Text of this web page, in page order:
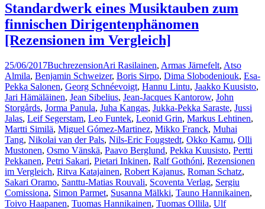
Standardwerk eines Musiktauben zum
finnischen Dirigentenphänomen
[Rezensionen im Vergleich]
25/06/2017BuchrezensionAri Rasilainen, Armas Järnefelt, Atso
Almila, Benjamin Schweizer, Boris Sirpo, Dima Slobodeniouk, Esa-
Pekka Salonen, Georg Schnéevoigt, Hannu Lintu, Jaakko Kuusisto,
Jari Hämäläinen, Jean Sibelius, Jean-Jacques Kantorow, John
Storgårds, Jorma Panula, Juha Kangas, Jukka-Pekka Saraste, Jussi
Jalas, Leif Segerstam, Leo Funtek, Leonid Grin, Markus Lehtinen,
Martti Similä, Miguel Gómez-Martinez, Mikko Franck, Muhai
Tang, Nikolai van der Pals, Nils-Eric Fougstedt, Okko Kamu, Olli
Mustonen, Osmo Vänskä, Paavo Berglund, Pekka Kuusisto, Pertti
Pekkanen, Petri Sakari, Pietari Inkinen, Ralf Gothóni, Rezensionen
im Vergleich, Ritva Katajainen, Robert Kajanus, Roman Schatz,
Sakari Oramo, Santtu-Matias Rouvali, Scoventa Verlag, Sergiu
Comissiona, Simon Parmet, Susanna Mälkki, Tauno Hannikainen,
Toivo Haapanen, Tuomas Hannikainen, Tuomas Ollila, Ulf